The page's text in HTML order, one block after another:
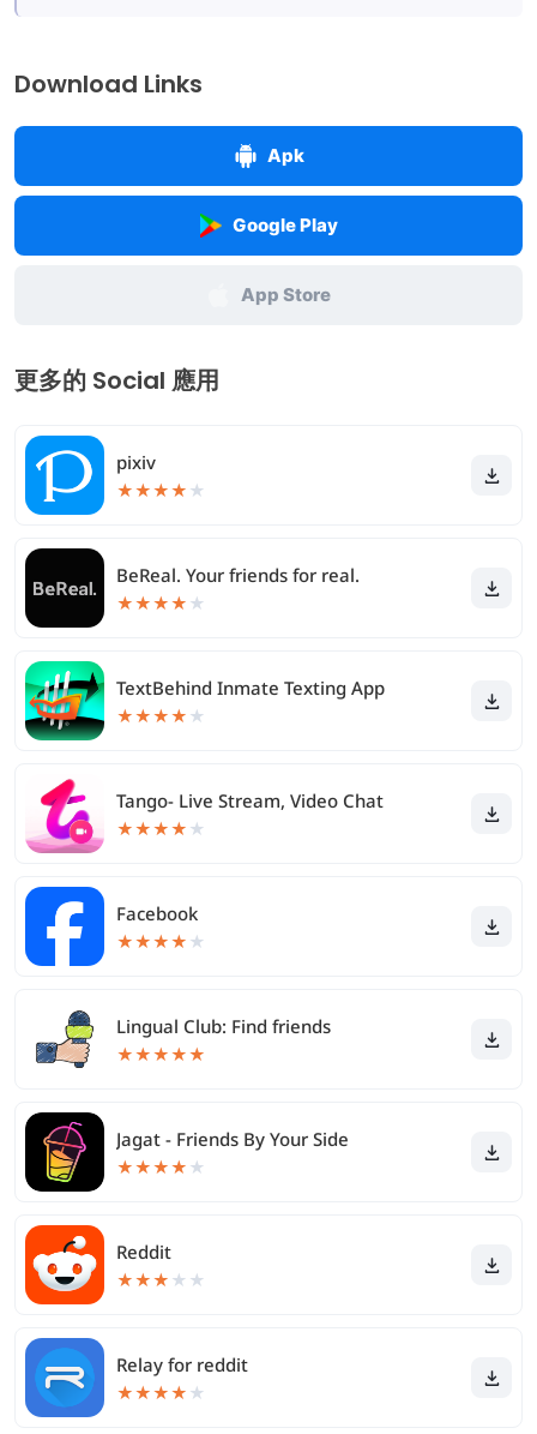
Download Links
Apk
Google Play
App Store
更多的 Social 應用
pixiv
★★★★ ★
BeReal. Your friends for real.
★★★★ ★
TextBehind Inmate Texting App
★★★★ ★
Tango- Live Stream, Video Chat
★★★★ ★
Facebook
★★★★ ★
Lingual Club: Find friends
★★★★★
Jagat - Friends By Your Side
★★★★ ★
Reddit
★★★ ★ ★
Relay for reddit
★★★★ ★